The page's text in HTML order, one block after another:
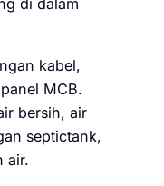
di dalam
kabel,
MCB.
bersih, air
septictank,
air.